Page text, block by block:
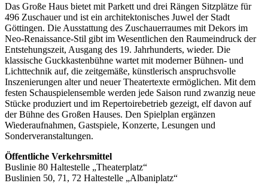
Das Große Haus bietet mit Parkett und drei Rängen Sitzplätze für
496 Zuschau­er und ist ein architektonisches Juwel der Stadt
Göttingen. Die Ausstattung des Zuschauerraumes mit Dekors im
Neo-Renaissance-Stil gibt im Wesentlichen den Raumeindruck der
Entstehungszeit, Ausgang des 19. Jahrhunderts, wieder. Die
klassische Guckkastenbühne wartet mit moderner Bühnen- und
Lichttechnik auf, die zeitgemäße, künstlerisch anspruchsvolle
Inszenierungen alter und neuer Theatertexte ermöglichen. Mit dem
festen Schauspielensemble werden jede Saison rund zwanzig neue
Stücke produziert und im Repertoire­betrieb gezeigt, elf davon auf
der Bühne des Großen Hauses. Den Spielplan ergänzen
Wiederaufnahmen, Gastspiele, Konzerte, Lesungen und
Sonderveranstaltungen.
Öffentliche Verkehrsmittel
Buslinie 80 Haltestelle „Theaterplatz“
Buslinien 50, 71, 72 Haltestelle „Albaniplatz“